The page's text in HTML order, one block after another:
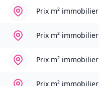
Prix m² immobilier
Prix m² immobilier
Prix m² immobilier
Prix m² immobilier